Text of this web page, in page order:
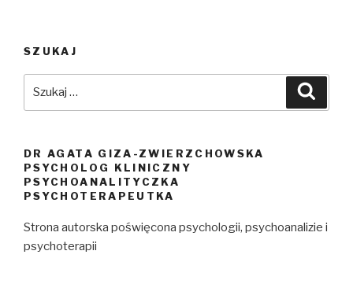
SZUKAJ
DR AGATA GIZA-ZWIERZCHOWSKA
PSYCHOLOG KLINICZNY
PSYCHOANALITYCZKA
PSYCHOTERAPEUTKA
Strona autorska poświęcona psychologii, psychoanalizie i
psychoterapii